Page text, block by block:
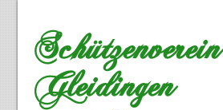
Schützenverein
Gleidingen